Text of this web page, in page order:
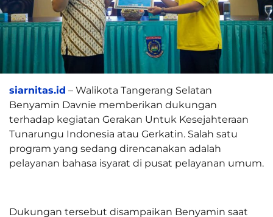
siarnitas.id – Walikota Tangerang Selatan
Benyamin Davnie memberikan dukungan
terhadap kegiatan Gerakan Untuk Kesejahteraan
Tunarungu Indonesia atau Gerkatin. Salah satu
program yang sedang direncanakan adalah
pelayanan bahasa isyarat di pusat pelayanan umum.
Dukungan tersebut disampaikan Benyamin saat